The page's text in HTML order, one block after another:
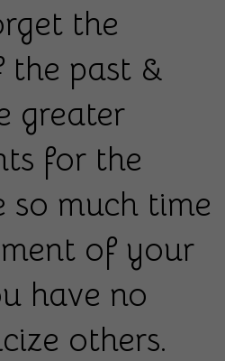
the
the past &
greater
for the
so much time
of your
have no
others.